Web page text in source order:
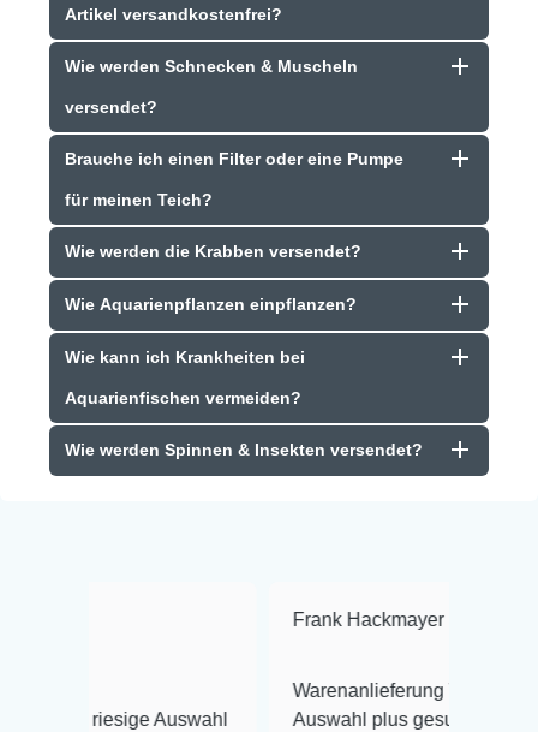
Artikel versandkostenfrei?
Wie werden Schnecken & Muscheln
versendet?
Brauche ich einen Filter oder eine Pumpe
für meinen Teich?
Wie werden die Krabben versendet?
Wie Aquarienpflanzen einpflanzen?
Wie kann ich Krankheiten bei
Aquarienfischen vermeiden?
Wie werden Spinnen & Insekten versendet?
Auswahl
Frank Hackmayer ★★★★
Warenanlieferung Top und die
Auswahl plus gesundheitliches